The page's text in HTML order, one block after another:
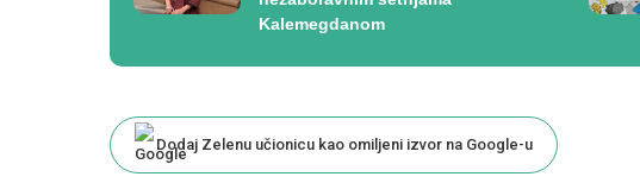
Kalemegdanom
Dodaj Zelenu učionicu kao omiljeni izvor na Google-u